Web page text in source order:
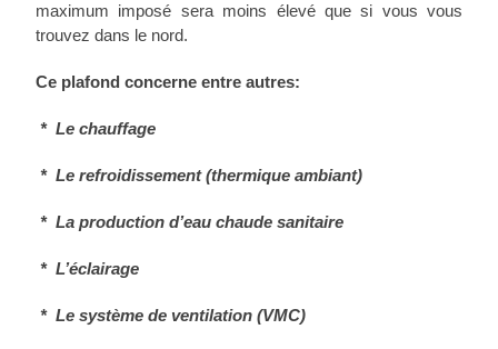
maximum imposé sera moins élevé que si vous vous
trouvez dans le nord.
Ce plafond concerne entre autres:
* Le chauffage
* Le refroidissement (thermique ambiant)
* La production d’eau chaude sanitaire
* L’éclairage
* Le système de ventilation (VMC)